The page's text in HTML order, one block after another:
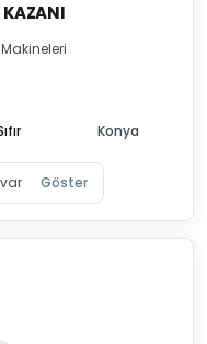
KAZANI
Konya
Göster